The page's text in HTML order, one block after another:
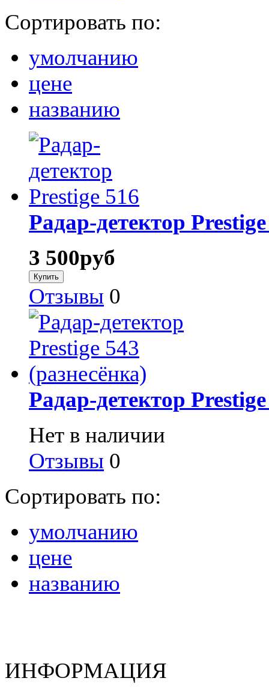
Сортировать по:
умолчанию
цене
названию
Радар-детектор
3 500руб
Отзывы 0
Радар-детектор
Нет в наличии
Отзывы 0
Сортировать по:
умолчанию
цене
названию
ИНФОРМАЦИЯ